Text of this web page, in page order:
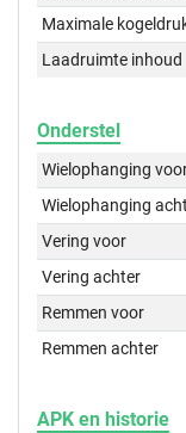
Maximale
Laadruimte inhoud
Onderstel
Wielophanging
Wielophanging
Vering voor
Vering achter
Remmen voor
Remmen achter
APK en historie